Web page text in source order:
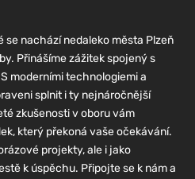
se nachází nedaleko města Plzeň
Přinášíme zážitek spojený s
moderními technologiemi a
splnit i ty nejnáročnější
zkušenosti v oboru vám
který překoná vaše očekávání.
projekty, ale i jako
k úspěchu. Připojte se k nám a